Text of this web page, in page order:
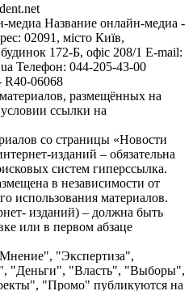
медиа Название онлайн-медиа -
02091, місто Київ,
172-Б, офіс 208/1 E-mail:
Телефон: 044-205-43-00
R40-06068
размещённых на
ссылки на
со страницы «Новости
изданий – обязательна
систем гиперссылка.
в независимости от
использования материалов.
изданий) – должна быть
или в первом абзаце
"Экспертиза",
"Деньги", "Власть", "Выборы",
"Промо" публикуются на